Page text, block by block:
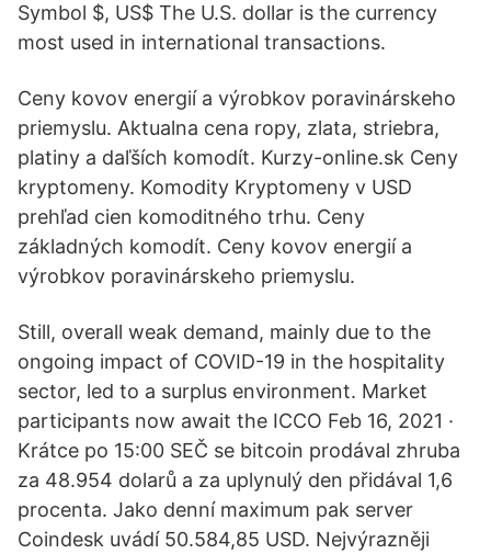
Symbol $, US$ The U.S. dollar is the currency
most used in international transactions.
Ceny kovov energií a výrobkov poravinárskeho
priemyslu. Aktualna cena ropy, zlata, striebra,
platiny a daľších komodít. Kurzy-online.sk Ceny
kryptomeny. Komodity Kryptomeny v USD
prehľad cien komoditného trhu. Ceny
základných komodít. Ceny kovov energií a
výrobkov poravinárskeho priemyslu.
Still, overall weak demand, mainly due to the
ongoing impact of COVID-19 in the hospitality
sector, led to a surplus environment. Market
participants now await the ICCO Feb 16, 2021 ·
Krátce po 15:00 SEČ se bitcoin prodával zhruba
za 48.954 dolarů a za uplynulý den přidával 1,6
procenta. Jako denní maximum pak server
Coindesk uvádí 50.584,85 USD. Nejvýrazněji